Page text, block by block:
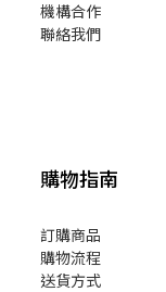
機構合作
聯絡我們
購物指南
訂購商品
購物流程
送貨方式